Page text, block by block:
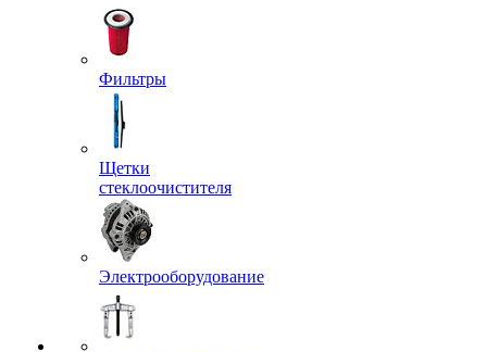
Фильтры
Щетки
стеклоочистителя
Электрооборудование